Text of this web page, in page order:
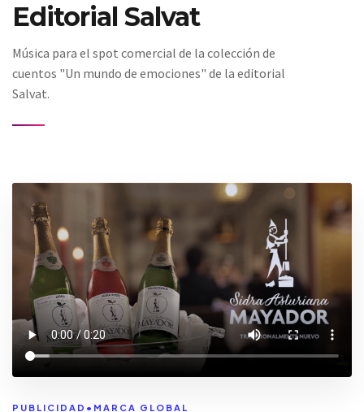
Editorial Salvat
Música para el spot comercial de la colección de
cuentos "Un mundo de emociones" de la editorial
Salvat.
PUBLICIDAD • MARCA GLOBAL